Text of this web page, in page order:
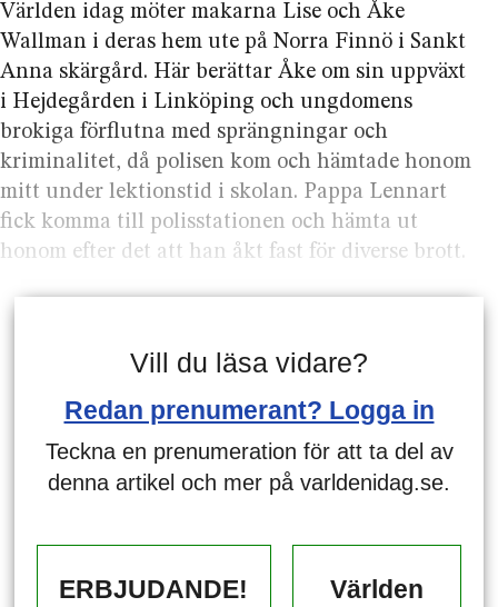
Världen idag möter makarna Lise och Åke
Wallman i deras hem ute på Norra Finnö i Sankt
Anna skärgård. Här berättar Åke om sin uppväxt
i Hejde­gården i Linköping och ungdomens
brokiga förflutna med sprängningar och
kriminalitet, då polisen kom och hämtade honom
mitt under lektionstid i skolan. Pappa Lennart
fick komma till polis­stationen och hämta ut
honom efter det att han åkt fast för diverse brott.
Vill du läsa vidare?
Redan prenumerant? Logga in
Teckna en prenumeration för att ta del av
denna artikel och mer på varldenidag.se.
ERBJUDANDE!
Världen